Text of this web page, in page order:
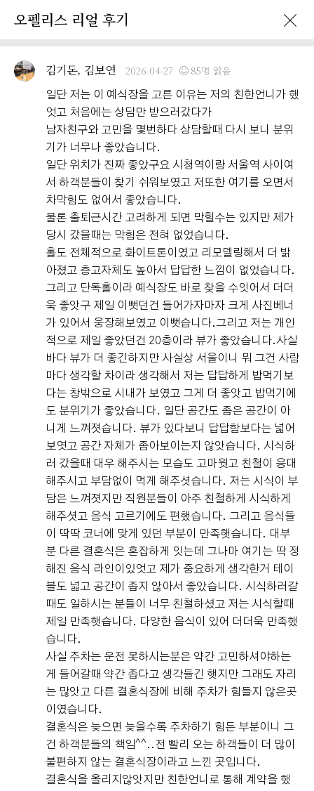
오펠리스 리얼 후기
김기돈, 김보연 2026-04-27 85명 읽음
일단 저는 이 예식장을 고른 이유는 저의 친한언니가 했
엇고 처음에는 상담만 받으러갔다가
남자친구와 고민을 몇번하다 상담할때 다시 보니 분위
기가 너무나 좋았습니다.
일단 위치가 진짜 좋았구요 시청역이랑 서울역 사이여
서 하객분들이 찾기 쉬워보였고 저또한 여기를 오면서
차막힘도 없어서 좋았습니다.
물론 출퇴근시간 고려하게 되면 막힐수는 있지만 제가
당시 갔을때는 막힘은 전혀 없었습니다.
홀도 전체적으로 화이트톤이였고 리모델링해서 더 밝
아졌고 층고자체도 높아서 답답한 느낌이 없었습니다.
그리고 단독홀이라 예식장도 바로 찾을 수잇어서 더더
욱 좋앗구 제일 이뻣던건 들어가자마자 크게 사진베너
가 있어서 웅장해보였고 이뻣습니다.그리고 저는 개인
적으로 제일 좋았던건 20층이라 뷰가 좋았습니다.사실
바다 뷰가 더 좋긴하지만 사실상 서울이니 뭐 그건 사람
마다 생각할 차이라 생각해서 저는 답답하게 밥먹기보
다는 창밖으로 시내가 보였고 그게 더 좋앗고 밥먹기에
도 분위기가 좋았습니다. 일단 공간도 좁은 공간이 아
니게 느껴졋습니다. 뷰가 있다보니 답답함보다는 넓어
보엿고 공간 자체가 좁아보이는지 않앗습니다. 시식하
러 갔을때 대우 해주시는 모습도 고마웟고 친철이 응대
해주시고 부담없이 먹게 해주셧습니다. 저는 시식이 부
담은 느껴졋지만 직원분들이 아주 친철하게 시식하게
해주셧고 음식 고르기에도 편했습니다. 그리고 음식들
이 딱딱 코너에 맞게 있던 부분이 만족햇습니다. 대부
분 다른 결혼식은 혼잡하게 잇는데 그나마 여기는 딱 정
해진 음식 라인이있엇고 제가 중요하게 생각한거 테이
블도 넓고 공간이 좁지 않아서 좋았습니다. 시식하러갈
때도 일하시는 분들이 너무 친철하셨고 저는 시식할때
제일 만족햇습니다. 다양한 음식이 있어 더더욱 만족했
습니다.
사실 주차는 운전 못하시는분은 약간 고민하셔야하는
게 들어갈때 약간 좁다고 생각들긴 햇지만 그래도 자리
는 많앗고 다른 결혼식장에 비해 주차가 힘들지 않은곳
이였습니다.
결혼식은 늦으면 늦을수록 주차하기 힘든 부분이니 그
건 하객분들의 책임^^..전 빨리 오는 하객들이 더 많이
불편하지 않는 결혼식장이라고 느낀 곳입니다.
결혼식을 올리지않앗지만 친한언니로 통해 계약을 했